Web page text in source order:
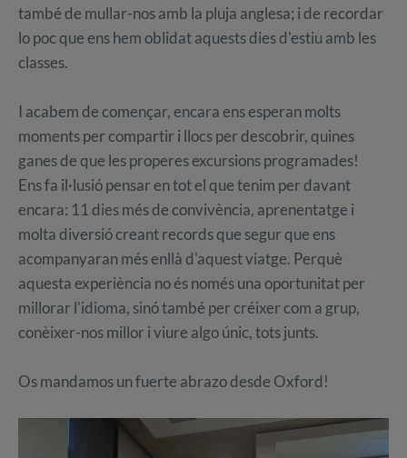
també de mullar-nos amb la pluja anglesa; i de recordar
lo poc que ens hem oblidat aquests dies d'estiu amb les
classes.
I acabem de començar, encara ens esperan molts
moments per compartir i llocs per descobrir, quines
ganes de que les properes excursions programades!
Ens fa il·lusió pensar en tot el que tenim per davant
encara: 11 dies més de convivència, aprenentatge i
molta diversió creant records que segur que ens
acompanyaran més enllà d'aquest viatge. Perquè
aquesta experiència no és només una oportunitat per
millorar l'idioma, sinó també per créixer com a grup,
conèixer-nos millor i viure algo únic, tots junts.
Os mandamos un fuerte abrazo desde Oxford!